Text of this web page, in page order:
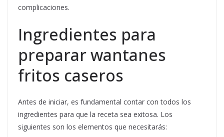
complicaciones.
Ingredientes para
preparar wantanes
fritos caseros
Antes de iniciar, es fundamental contar con todos los
ingredientes para que la receta sea exitosa. Los
siguientes son los elementos que necesitarás: